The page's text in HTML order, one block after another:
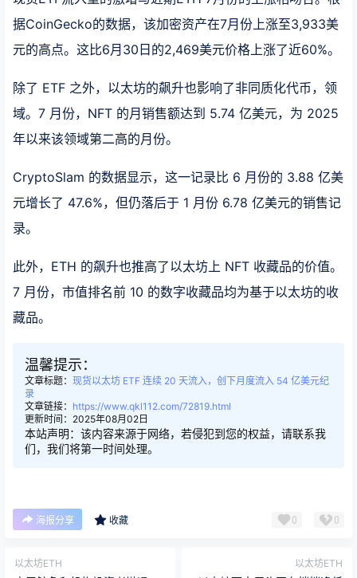
据CoinGecko的数据，该加密资产在7月份上涨至3,933美
元的高点。这比6月30日的2,469美元价格上涨了近60%。
除了 ETF 之外，以太坊的飙升也影响了非同质化代币，领
域。7 月份，NFT 的月销售额达到 5.74 亿美元，为 2025
年以来该领域第二高的月份。
CryptoSlam 的数据显示，这一记录比 6 月份的 3.88 亿美
元增长了 47.6%，但仍落后于 1 月份 6.78 亿美元的销售记
录。
此外，ETH 的飙升也推高了以太坊上 NFT 收藏品的价值。
7 月份，市值排名前 10 的数字收藏品均为基于以太坊的收
藏品。
温馨提示：
文章标题： 现货以太坊 ETF 连续 20 天流入，创下月度流入 54 亿美元纪
录
文章链接： https://www.qkl112.com/72819.html
更新时间：2025年08月02日
本站声明：该内容来源于网络，若侵犯到您的权益，请联系我
们，我们将第一时间处理。
海报分享 收藏 0 0
以太坊ETH 以太坊ETH